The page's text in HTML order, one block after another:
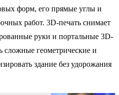
форм, его прямые углы и
работ. 3D-печать снимает
руки и портальные 3D-
сложные геометрические и
здание без удорожания